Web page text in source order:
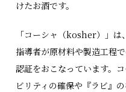
けたお酒です。
「コーシャ（kosher）」
指導者が原材料や製造工程
認証をおこなっています。
ビリティの確保や『ラビ』